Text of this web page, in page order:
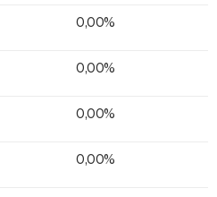
0,00%
0,00%
0,00%
0,00%